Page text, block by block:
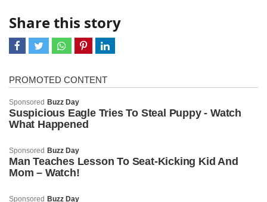
Share this story